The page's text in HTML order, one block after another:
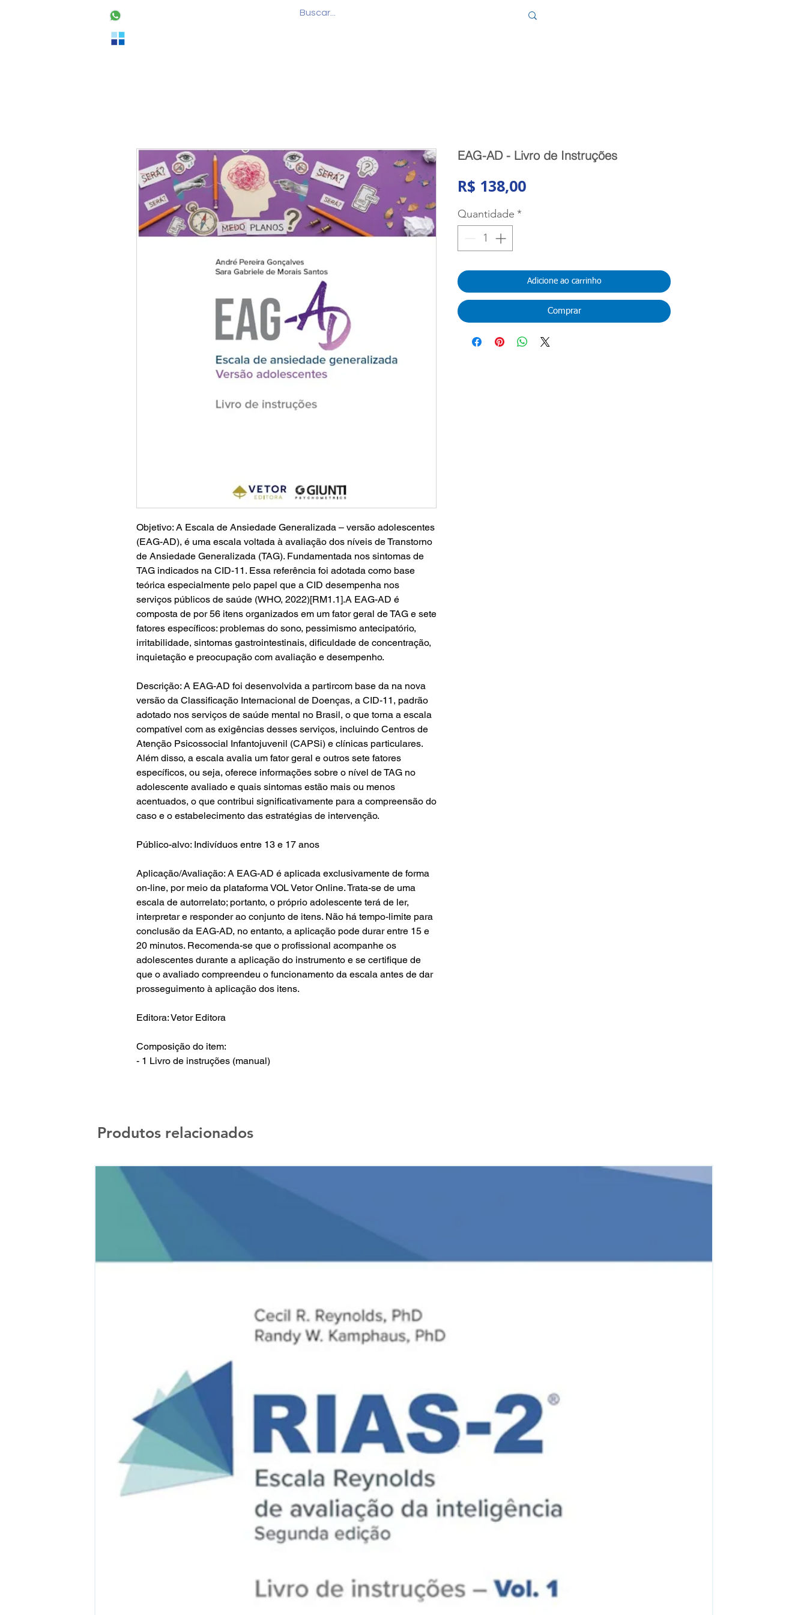
Objetivo: A Escala de Ansiedade Generalizada – versão adolescentes
(EAG-AD), é uma escala voltada à avaliação dos níveis de Transtorno
de Ansiedade Generalizada (TAG). Fundamentada nos sintomas de
TAG indicados na CID-11. Essa referência foi adotada como base
teórica especialmente pelo papel que a CID desempenha nos
serviços públicos de saúde (WHO, 2022)[RM1.1].A EAG-AD é
composta de por 56 itens organizados em um fator geral de TAG e sete
fatores específicos: problemas do sono, pessimismo antecipatório,
irritabilidade, sintomas gastrointestinais, dificuldade de concentração,
inquietação e preocupação com avaliação e desempenho.
Descrição: A EAG-AD foi desenvolvida a partircom base da na nova
versão da Classificação Internacional de Doenças, a CID-11, padrão
adotado nos serviços de saúde mental no Brasil, o que torna a escala
compatível com as exigências desses serviços, incluindo Centros de
Atenção Psicossocial Infantojuvenil (CAPSi) e clínicas particulares.
Além disso, a escala avalia um fator geral e outros sete fatores
específicos, ou seja, oferece informações sobre o nível de TAG no
adolescente avaliado e quais sintomas estão mais ou menos
acentuados, o que contribui significativamente para a compreensão do
caso e o estabelecimento das estratégias de intervenção.
Público-alvo: Indivíduos entre 13 e 17 anos
Aplicação/Avaliação: A EAG-AD é aplicada exclusivamente de forma
on-line, por meio da plataforma VOL Vetor Online. Trata-se de uma
escala de autorrelato; portanto, o próprio adolescente terá de ler,
interpretar e responder ao conjunto de itens. Não há tempo-limite para
conclusão da EAG-AD, no entanto, a aplicação pode durar entre 15 e
20 minutos. Recomenda-se que o profissional acompanhe os
adolescentes durante a aplicação do instrumento e se certifique de
que o avaliado compreendeu o funcionamento da escala antes de dar
prosseguimento à aplicação dos itens.
Editora: Vetor Editora
Composição do item:
- 1 Livro de instruções (manual)
EAG-AD - Livro de Instruções
R$ 138,00Preço
Quantidade *
Adicione ao carrinho
Comprar
Produtos relacionados